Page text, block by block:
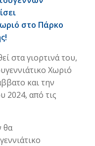
στο Πάρκο
στα γιορτινά του,
Χωριό
και την
2024, από τις
θα